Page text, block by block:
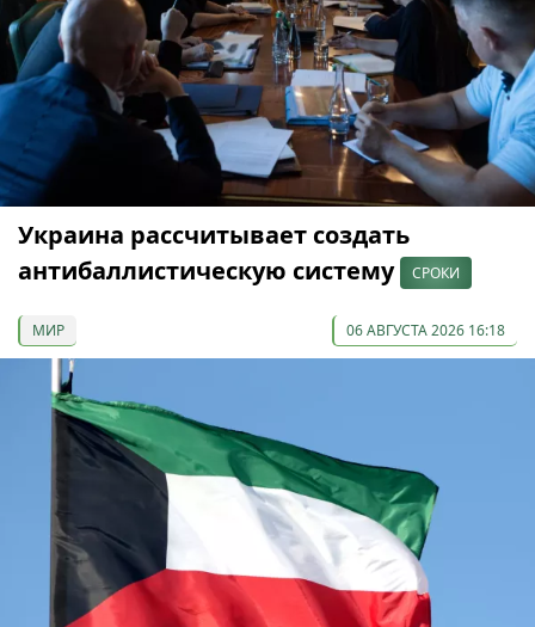
Украина рассчитывает создать
антибаллистическую систему
СРОКИ
МИР 06 АВГУСТА 2026 16:18